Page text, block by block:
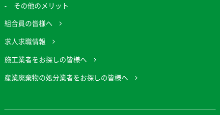
その他のメリット
組合員の皆様へ
求人求職情報
施工業者をお探しの皆様へ
産業廃棄物の処分業者をお探しの皆様へ